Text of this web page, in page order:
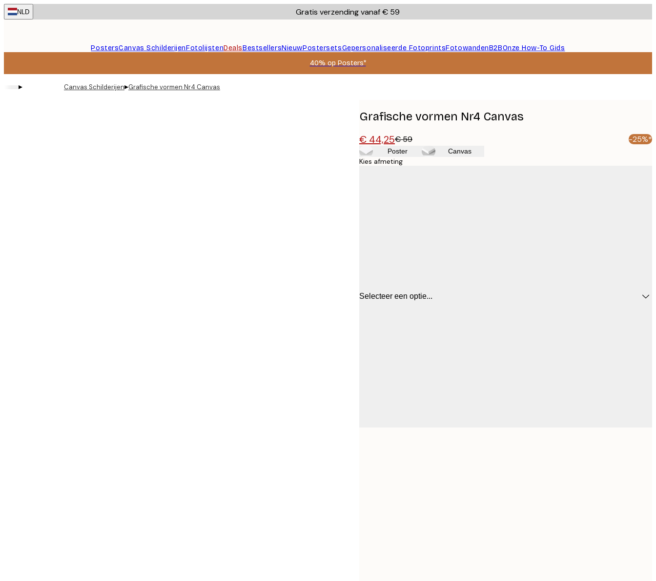
Skip
to
NLD Gratis verzending vanaf € 59
PostersCanvas SchilderijenFotolijstenDealsBestsellersNieuwPostersetsGepersonaliseerde FotoprintsFotowandenB2BOnze How-To Gids
40% op Posters*
▸ Canvas Schilderijen▸Grafische vormen Nr4 Canvas
Grafische vormen Nr4 Canvas
€ 44,25€ 59 -25%*
Poster Canvas
Kies afmeting
Selecteer een optie...